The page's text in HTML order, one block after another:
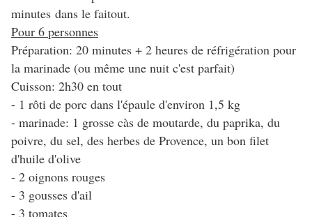
minutes dans le faitout.
Pour 6 personnes
Préparation: 20 minutes + 2 heures de réfrigération pour
la marinade (ou même une nuit c'est parfait)
Cuisson: 2h30 en tout
- 1 rôti de porc dans l'épaule d'environ 1,5 kg
- marinade: 1 grosse càs de moutarde, du paprika, du
poivre, du sel, des herbes de Provence, un bon filet
d'huile d'olive
- 2 oignons rouges
- 3 gousses d'ail
- 3 tomates